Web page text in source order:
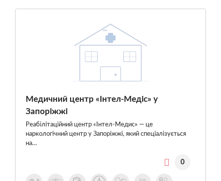
Медичний центр «Інтел-Медіс» у
Запоріжжі
Реабілітаційний центр «Інтел-Медис» — це
наркологічний центр у Запоріжжі, який спеціалізується
на…
0